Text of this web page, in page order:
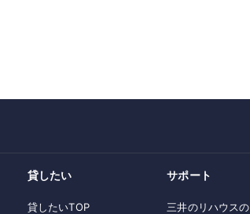
貸したい
貸したいTOP
サポート
三井のリハウスの